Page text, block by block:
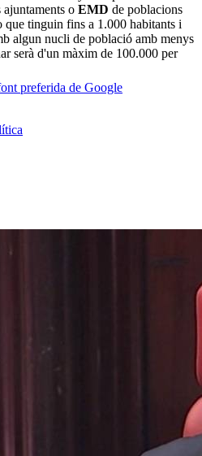
o EMD de poblacions
tinguin fins a 1.000 habitants i
algun nucli de població amb menys
serà d'un màxim de 100.000 per
preferida de Google